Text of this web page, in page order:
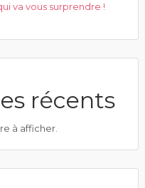
va vous surprendre !
récents
à afficher.